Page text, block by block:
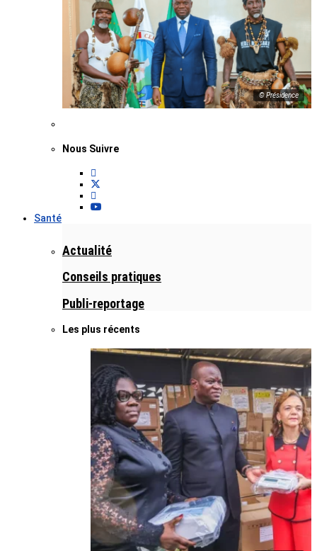
© Présidence
Nous Suivre
Santé
Actualité
Conseils pratiques
Publi-reportage
Les plus récents